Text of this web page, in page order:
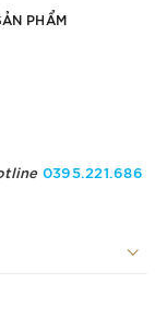
PHẨM
0395.221.686